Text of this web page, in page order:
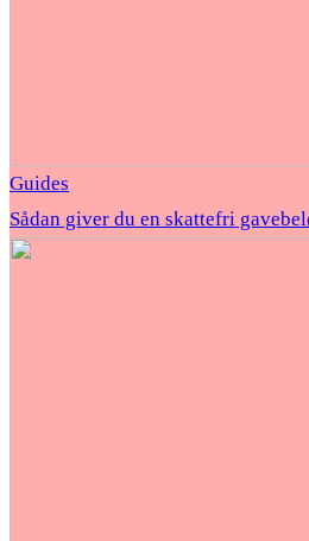
Guides
Sådan giver du en skattefri